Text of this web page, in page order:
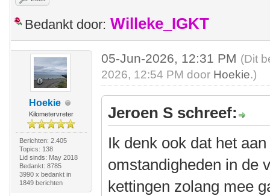
Bedankt door: Willeke_IGKT
Hoekie
Kilometervreter
Berichten: 2.405
Topics: 138
Lid sinds: May 2018
Bedankt: 8785
3990 x bedankt in
1849 berichten
05-Jun-2026, 12:31 PM (Dit
2026, 12:54 PM door Hoekie.)
Jeroen S schreef:
Ik denk ook dat het
omstandigheden in de
kettingen zolang mee